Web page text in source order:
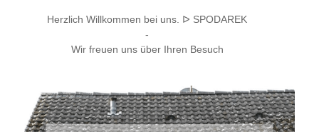
Herzlich Willkommen bei uns. ᐅ SPODAREK
-
Wir freuen uns über Ihren Besuch